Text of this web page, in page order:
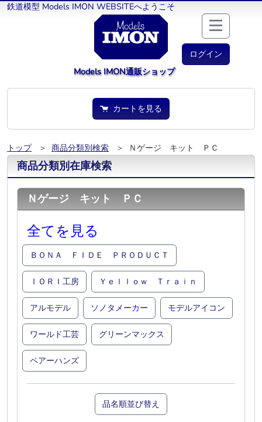
鉄道模型 Models IMON WEBSITEへようこそ
ログイン
Models IMON通販ショップ
カートを見る
トップ ＞ 商品分類別検索 ＞ Ｎゲージ キット ＰＣ
商品分類別在庫検索
Ｎゲージ キット ＰＣ
全てを見る
ＢＯＮＡ ＦＩＤＥ ＰＲＯＤＵＣＴ
ＩＯＲＩ工房 Ｙｅｌｌｏｗ Ｔｒａｉｎ
アルモデル ソノタメーカー モデルアイコン
ワールド工芸 グリーンマックス
ペアーハンズ
品名順並び替え